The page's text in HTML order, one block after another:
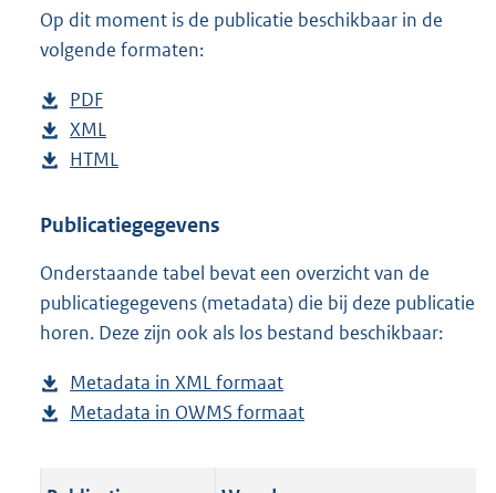
:
Op dit moment is de publicatie beschikbaar in de
volgende formaten:
D
o
w
l
a
d
p
b
l
c
PDF
e
s
a
d
s
g
o
o
t
D
o
n
o
a
d
u
b
i
XML
e
t
n
d
s
r
o
t
D
w
l
o
a
p
u
l
HTML
s
a
n
d
g
r
o
Publicatiegegevens
Onderstaande tabel bevat een overzicht van de
publicatiegegevens (metadata) die bij deze publicatie
horen. Deze zijn ook als los bestand beschikbaar:
Metadata in XML formaat
e
Metadata in OWMS formaat